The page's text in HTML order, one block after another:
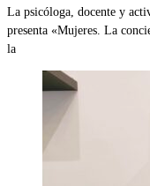
La psicóloga, docente y
presenta «Mujeres. La
la